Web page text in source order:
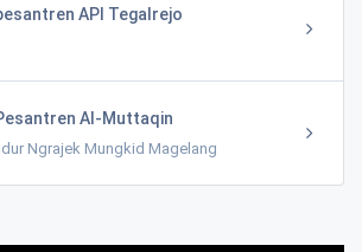
API Tegalrejo
Al-Muttaqin
Ngrajek Mungkid Magelang